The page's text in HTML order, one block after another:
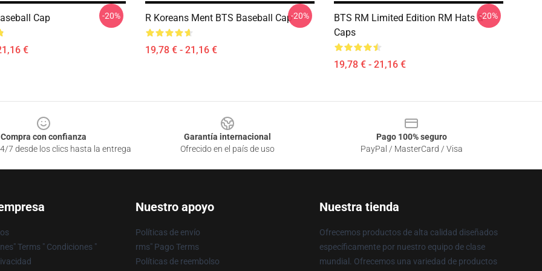
Cap
€
-20% R Koreans Ment BTS Baseball Cap
19,78 € - 21,16 €
-20%
BTS RM Limited Edition RM Hats &
Caps
19,78 € - 21,16 €
-20%
Compra con confianza
7 desde los clics hasta la entrega
Garantía internacional
Ofrecido en el país de uso
Pago 100% seguro
PayPal / MasterCard / Visa
Terms " Condiciones "
Nuestro apoyo
Políticas de envío
rms" Pago Terms
Políticas de reembolso
Nuestra tienda
Ofrecemos productos de alta calidad diseñados
específicamente por nuestro equipo de clase
mundial. Ofrecemos una variedad de productos